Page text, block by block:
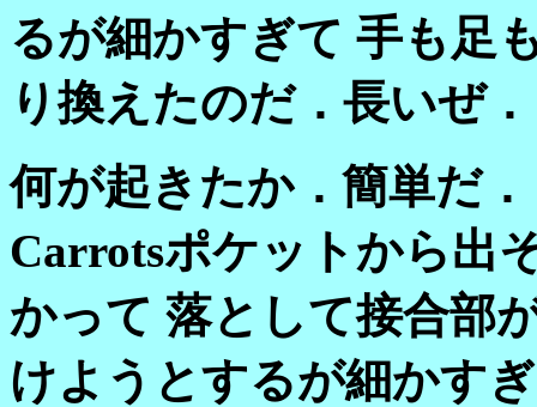
るが細かすぎて 手も足
り換えたのだ．長いぜ．
何が起きたか．簡単だ．
Carrotsポケットから出
かって 落として接合部
けようとするが細かす